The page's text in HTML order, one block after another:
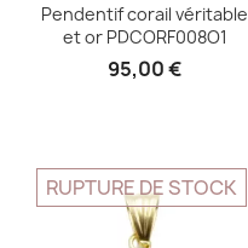
Pendentif corail véritable
et or PDCORF008O1
95,00 €
RUPTURE DE STOCK